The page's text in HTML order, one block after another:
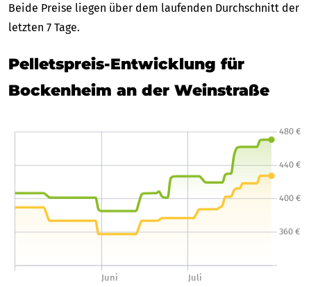
Beide Preise liegen über dem laufenden Durchschnitt der
letzten 7 Tage.
Pelletspreis-Entwicklung für
Bockenheim an der Weinstraße